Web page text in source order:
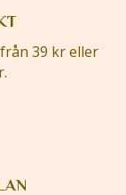
39 kr eller